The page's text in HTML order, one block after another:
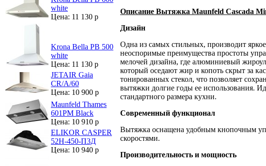
white
Цена: 11 130 р
Krona Bella PB 500
white
Цена: 11 130 р
JETAIR Gaia
CR/A/60
Цена: 10 900 р
Maunfeld Thames
601PM Black
Цена: 10 910 р
ELIKOR CASPER
52Н-450-П3Д
Цена: 10 940 р
Описание Вытяжка Maunfeld Cascada
Дизайн
Одна из самых стильных, производит
неоспоримые преимущества простоты
мелочей дизайна, где алюминиевый
который оседают жир и копоть скрыт за
тонированных стекол, что позволяет
вытяжки долгие годы ее использования.
стандартного размера кухни.
Современный функционал
Вытяжка оснащена удобным кнопочным
скоростями.
Производительность и мощность